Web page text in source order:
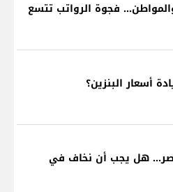
فجوة الرواتب تتسع
أسعار البنزين؟
هل يجب أن نخاف في